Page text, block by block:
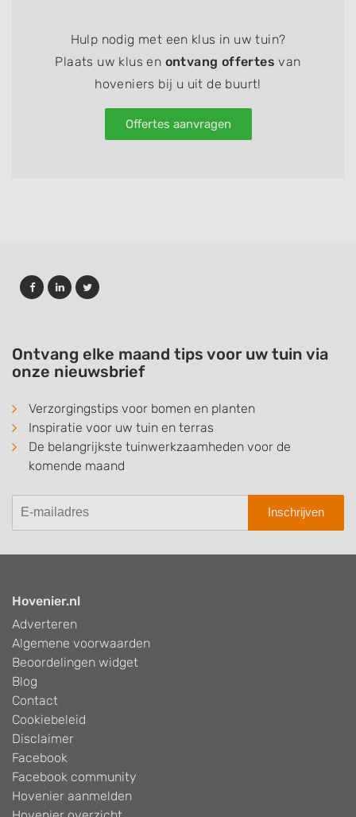
Hulp nodig met een klus in uw tuin?
Plaats uw klus en ontvang offertes van
hoveniers bij u uit de buurt!
Offertes aanvragen
Ontvang elke maand tips voor uw tuin via
onze nieuwsbrief
Verzorgingstips voor bomen en planten
Inspiratie voor uw tuin en terras
De belangrijkste tuinwerkzaamheden voor de
komende maand
Inschrijven
Hovenier.nl
Adverteren
Algemene voorwaarden
Beoordelingen widget
Blog
Contact
Cookiebeleid
Disclaimer
Facebook
Facebook community
Hovenier aanmelden